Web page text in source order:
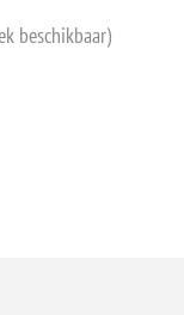
beschikbaar)